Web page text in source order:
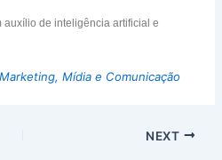
auxílio de inteligência artificial e
Mídia e Comunicação
NEXT